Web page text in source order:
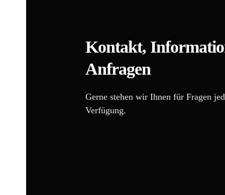
Kontakt,
Anfragen
Gerne stehen wir Ihnen für Fragen
Verfügung.